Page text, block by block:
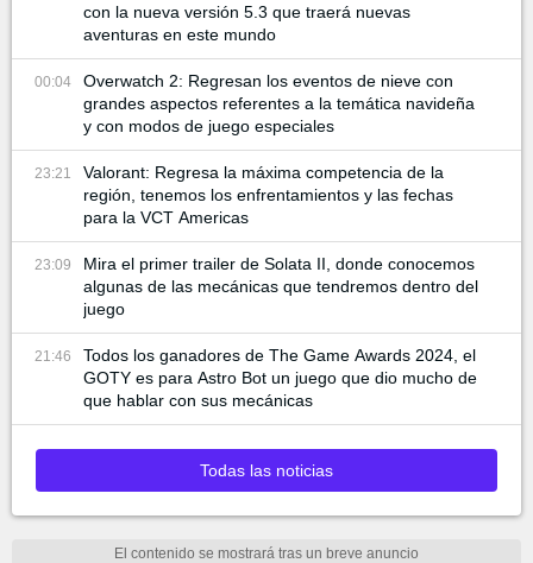
con la nueva versión 5.3 que traerá nuevas
aventuras en este mundo
00:04
Overwatch 2: Regresan los eventos de nieve con
grandes aspectos referentes a la temática navideña
y con modos de juego especiales
23:21
Valorant: Regresa la máxima competencia de la
región, tenemos los enfrentamientos y las fechas
para la VCT Americas
23:09
Mira el primer trailer de Solata II, donde conocemos
algunas de las mecánicas que tendremos dentro del
juego
21:46
Todos los ganadores de The Game Awards 2024, el
GOTY es para Astro Bot un juego que dio mucho de
que hablar con sus mecánicas
Todas las noticias